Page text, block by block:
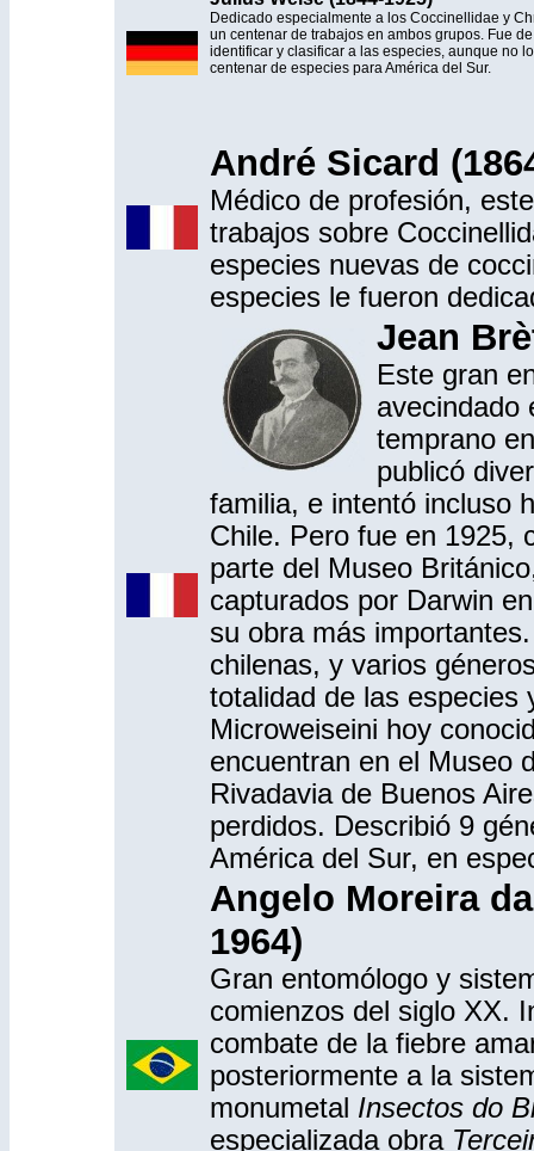
Dedicado especialmente a los Coccinellidae y
un centenar de trabajos en ambos grupos. Fue
identificar y clasificar a las especies, aunque no
centenar de especies para América del Sur.
André Sicard
Médico de profesión,
trabajos sobre
especies nuevas de
especies le fueron
Jean
Este gran
avecindado
temprano
publicó
familia, e intentó incluso
Chile. Pero fue en 1925,
parte del Museo
capturados por Darwin
su obra más
chilenas, y varios
totalidad de las especies
Microweiseini hoy
encuentran en el Museo
Rivadavia de Buenos
perdidos. Describió 9
América del Sur, en
Angelo Moreira
1964)
Gran entomólogo y
comienzos del siglo XX.
combate de la fiebre
posteriormente a la
monumetal Insectos do
especializada obra